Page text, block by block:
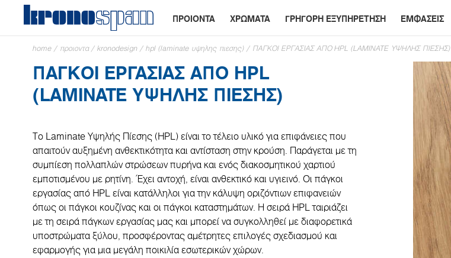
ΠΡΟΙΟΝΤΑ ΧΡΩΜΑΤΑ ΓΡΗΓΟΡΗ ΕΞΥΠΗΡΕΤΗΣΗ ΕΜΦΑΣΕΙΣ
home / προιοντα/ kronodesign / hpl (laminate υψηλης πιεσης) / ΠΑΓΚΟΙ ΕΡΓΑΣΙΑΣ ΑΠΟ HPL (LAMINATE ΥΨΗΛΗΣ ΠΙΕΣΗΣ)
ΠΆΓΚΟΙ ΕΡΓΑΣΊΑΣ ΑΠΌ HPL
(LAMINATE ΥΨΗΛΉΣ ΠΊΕΣΗΣ)
Το Laminate Υψηλής Πίεσης (HPL) είναι το τέλειο υλικό για επιφάνειες που
απαιτούν αυξημένη ανθεκτικότητα και αντίσταση στην κρούση. Παράγεται με τη
συμπίεση πολλαπλών στρώσεων πυρήνα και ενός διακοσμητικού χαρτιού
εμποτισμένου με ρητίνη. Έχει αντοχή, είναι ανθεκτικό και υγιεινό. Οι πάγκοι
εργασίας από HPL είναι κατάλληλοι για την κάλυψη οριζόντιων επιφανειών
όπως οι πάγκοι κουζίνας και οι πάγκοι καταστημάτων. Η σειρά HPL ταιριάζει
με τη σειρά πάγκων εργασίας μας και μπορεί να συγκολληθεί με διαφορετικά
υποστρώματα ξύλου, προσφέροντας αμέτρητες επιλογές σχεδιασμού και
εφαρμογής για μια μεγάλη ποικιλία εσωτερικών χώρων.